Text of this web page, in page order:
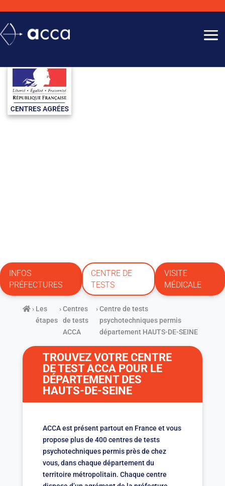
INFOS
PRÉFECTURES
CENTRE DE
TESTS
VISITE
MÉDICALE
› Les
étapes
›Centres
de tests
ACCA
›Centre de tests
psychotechniques permis
département HAUTS-DE-SEINE
TROUVEZ VOTRE CENTRE
DE TEST ACCA POUR LE
DÉPARTEMENT DES
HAUTS-DE-SEINE
ACCA est présent partout en France et vous
propose plus de 400 centres de tests
psychotechniques permis près de chez
vous, dans chaque département du
territoire métropolitain. Chaque centre